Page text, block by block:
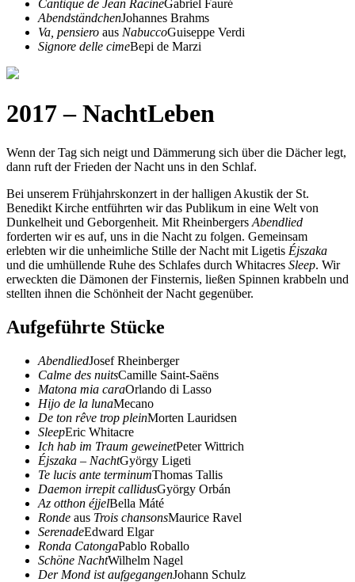
Cantique de Jean RacineGabriel Fauré
AbendständchenJohannes Brahms
Va, pensiero aus NabuccoGuiseppe Verdi
Signore delle cimeBepi de Marzi
2017 – NachtLeben
Wenn der Tag sich neigt und Dämmerung sich über die Dächer legt,
dann ruft der Frieden der Nacht uns in den Schlaf.
Bei unserem Frühjahrskonzert in der halligen Akustik der St.
Benedikt Kirche entführten wir das Publikum in eine Welt von
Dunkelheit und Geborgenheit. Mit Rheinbergers Abendlied
forderten wir es auf, uns in die Nacht zu folgen. Gemeinsam
erlebten wir die unheimliche Stille der Nacht mit Ligetis Éjszaka
und die umhüllende Ruhe des Schlafes durch Whitacres Sleep. Wir
erweckten die Dämonen der Finsternis, ließen Spinnen krabbeln und
stellten ihnen die Schönheit der Nacht gegenüber.
Aufgeführte Stücke
AbendliedJosef Rheinberger
Calme des nuitsCamille Saint-Saëns
Matona mia caraOrlando di Lasso
Hijo de la lunaMecano
De ton rêve trop pleinMorten Lauridsen
SleepEric Whitacre
Ich hab im Traum geweinetPeter Wittrich
Éjszaka – NachtGyörgy Ligeti
Te lucis ante terminumThomas Tallis
Daemon irrepit callidusGyörgy Orbán
Az otthon éjjelBella Máté
Ronde aus Trois chansonsMaurice Ravel
SerenadeEdward Elgar
Ronda CatongaPablo Roballo
Schöne NachtWilhelm Nagel
Der Mond ist aufgegangenJohann Schulz